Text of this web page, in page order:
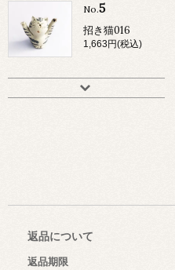
No.5
招き猫016
1,663円(税込)
返品について
返品期限